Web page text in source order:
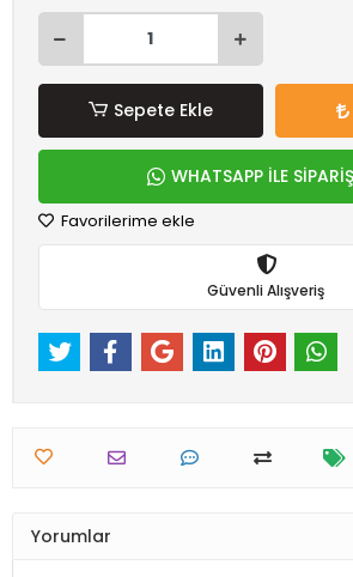
Sepete Ekle
WHATSAPP İLE
Favorilerime ekle
Güvenli Alışveriş
Yorumlar